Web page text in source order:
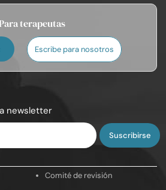
Para terapeutas
Escribe para nosotros
newsletter
Comité de revisión